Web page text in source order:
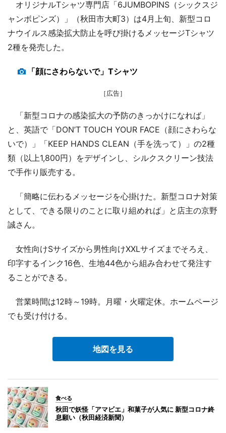
オリジナルTシャツ専門店「6JUMBOPINS（シックスジ
ャンボピンズ）」（秋田市大町3）は4月上旬、新型コロ
ナウイルス感染拡大防止を呼び掛けるメッセージTシャツ
2種を発売した。
「顔にさわらないで」Tシャツ
［広告］
「新型コロナの感染拡大の予防のきっかけになれば」
と、英語で「DON’T TOUCH YOUR FACE（顔にさわらな
いで）」「KEEP HANDS CLEAN（手を洗って）」の2種
類（以上1,800円）をデザインし、シルクスクリーン技法
で手作り販売する。
「簡略に伝わるメッセージを心掛けた。新型コロナ対策
として、できる限りのことに取り組めれば」と店主の京野
誠さん。
女性向けSサイズから男性向けXXLサイズまでそろえ、
印字するインク16色、生地44色から組み合わせて発注す
ることができる。
営業時間は12時～19時。月曜・火曜定休。ホームページ
でも受け付ける。
地図を見る
食べる
秋田で妖怪「アマビエ」和菓子が人気に 新型コロナ終
息願い（秋田経済新聞）